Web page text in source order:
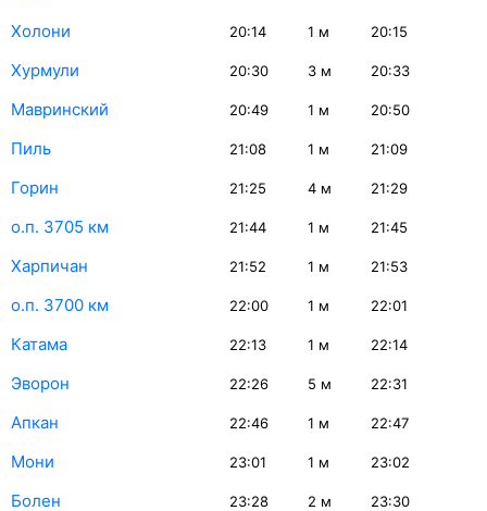
Холони 20:14 1 м 20:15
Хурмули 20:30 3 м 20:33
Мавринский 20:49 1 м 20:50
Пиль 21:08 1 м 21:09
Горин 21:25 4 м 21:29
о.п. 3705 км 21:44 1 м 21:45
Харпичан 21:52 1 м 21:53
о.п. 3700 км 22:00 1 м 22:01
Катама 22:13 1 м 22:14
Эворон 22:26 5 м 22:31
Апкан 22:46 1 м 22:47
Мони 23:01 1 м 23:02
Болен 23:28 2 м 23:30